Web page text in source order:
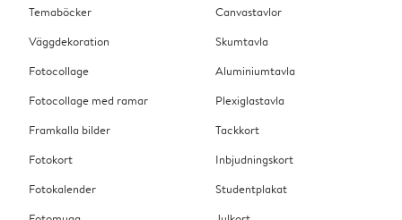
Temaböcker
Väggdekoration
Fotocollage
Fotocollage med ramar
Framkalla bilder
Fotokort
Fotokalender
Canvastavlor
Skumtavla
Aluminiumtavla
Plexiglastavla
Tackkort
Inbjudningskort
Studentplakat